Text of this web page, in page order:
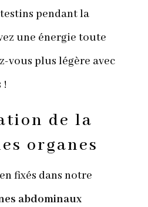
pendant la
une énergie toute
vous plus légère avec
!
de la
organes
fixés dans notre
abdominaux